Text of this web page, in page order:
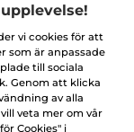
-60%
vi cookies för att
som är anpassade
till sociala
Genom att klicka
av alla
veta mer om vår
Cookies" i